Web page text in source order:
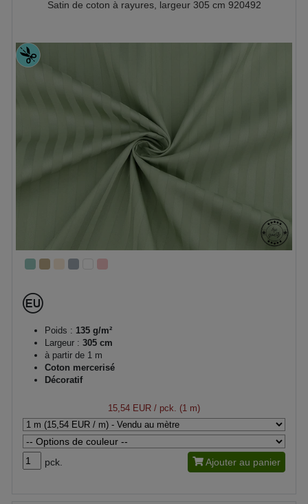
Satin de coton à rayures, largeur 305 cm 920492
Poids : 135 g/m²
Largeur : 305 cm
à partir de 1 m
Coton mercerisé
Décoratif
15,54 EUR / pck. (1 m)
pck. Ajouter au panier